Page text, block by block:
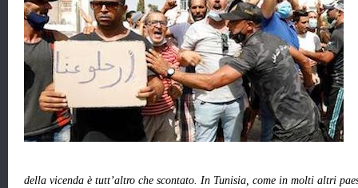
della vicenda è tutt’altro che scontato. In Tunisia, come in molti altri